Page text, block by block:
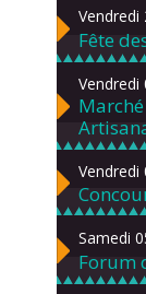
Vendredi
Fête
Vendredi
Vendredi
Samedi
Forum